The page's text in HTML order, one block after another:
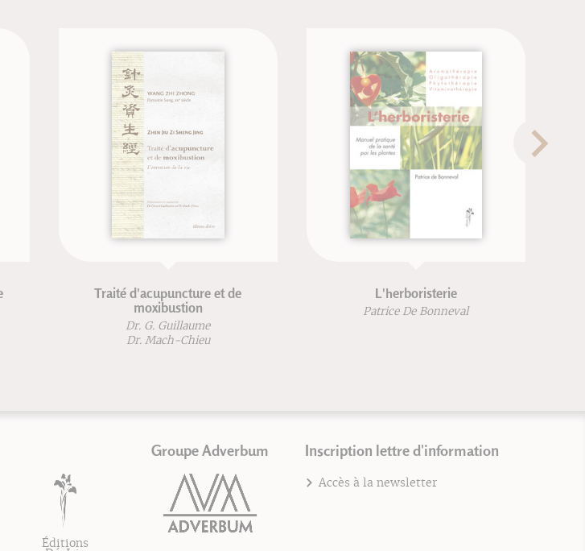
L'herboristerie
Patrice De Bonneval
Guide de la foulée avec prise
d'appui avant-pied - nouvelle
Éditions
Groupe Adverbum Inscription lettre d'information
Accès à la newsletter